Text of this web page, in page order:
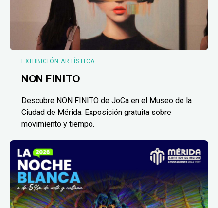
EXHIBICIÓN ARTÍSTICA
NON FINITO
Descubre NON FINITO de JoCa en el Museo de la
Ciudad de Mérida. Exposición gratuita sobre
movimiento y tiempo.